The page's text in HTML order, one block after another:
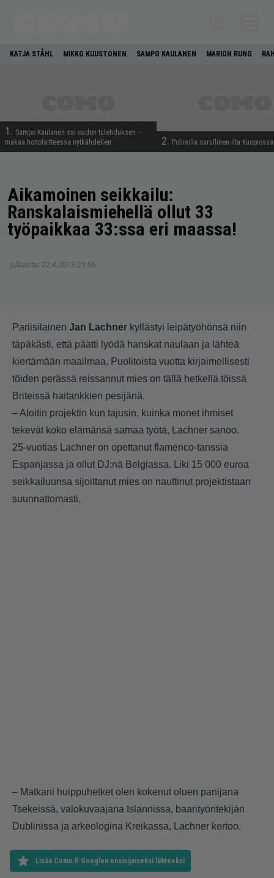
KATJA STÅHL MIKKO KUUSTONEN SAMPO KAULANEN MARION RUNG
1. Sampo Kaulanen sai oudon tulehduksen –
makaa hoitolaitteessa nytkähdellen
2. Poliisilla surullinen ilta
Aikamoinen seikkailu:
Ranskalaismiehellä ollut 33
työpaikkaa 33:ssa eri maassa!
Julkaistu: 22.4.2013 21:56
Pariisilainen Jan Lachner kyllästyi leipätyöhönsä niin
täpäkästi, että päätti lyödä hanskat naulaan ja lähteä
kiertämään maailmaa. Puolitoista vuotta kirjaimellisesti
töiden perässä reissannut mies on tällä hetkellä töissä
Briteissä haitankkien pesijänä.
– Aloitin projektin kun tajusin, kuinka monet ihmiset
tekevät koko elämänsä samaa työtä, Lachner sanoo.
25-vuotias Lachner on opettanut flamenco-tanssia
Espanjassa ja ollut DJ:nä Belgiassa. Liki 15 000 euroa
seikkailuunsa sijoittanut mies on nauttinut projektistaan
suunnattomasti.
– Matkani huippuhetket olen kokenut oluen panijana
Tsekeissä, valokuvaajana Islannissa, baarityöntekijän
Dublinissa ja arkeologina Kreikassa, Lachner kertoo.
Lisää Como.fi Googlen ensisijaiseksi lähteeksi